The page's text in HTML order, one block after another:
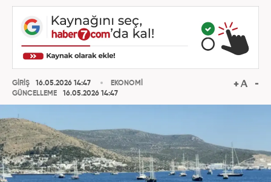
GİRİŞ
16.05.2026 14:47
GÜNCELLEME
16.05.2026 14:47
EKONOMİ